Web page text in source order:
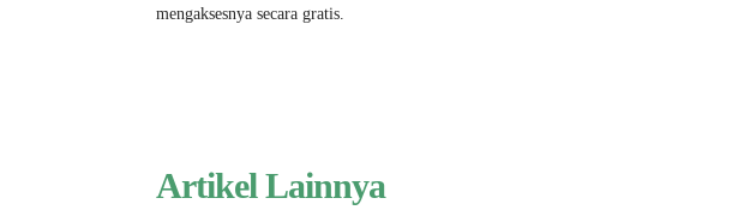
mengaksesnya secara gratis.
Artikel Lainnya